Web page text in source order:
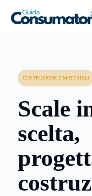
COSTRUZIONE E MATERIALI
Scale
scelta,